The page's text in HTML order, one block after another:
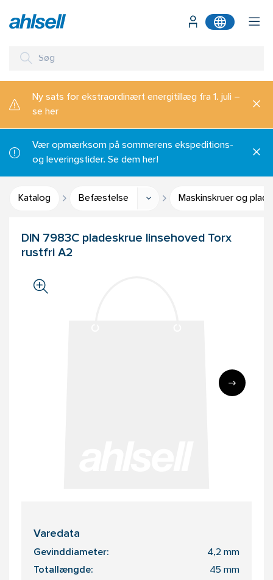
Ny sats for ekstraordinært energitillæg fra 1. juli –
se her
Vær opmærksom på sommerens ekspeditions-
og leveringstider. Se dem her!
Katalog Befæstelse Maskinskruer og
DIN 7983C pladeskrue linsehoved Torx
rustfri A2
Varedata
Gevinddiameter: 4,2 mm
Totallængde: 45 mm